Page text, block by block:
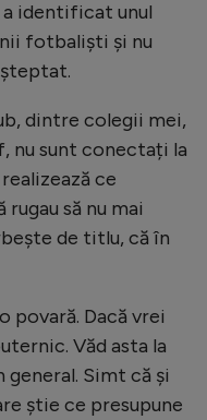
identificat unul
fotbaliști și nu
dintre colegii mei,
nu sunt conectați la
ce
să nu mai
de titlu, că în
povară. Dacă vrei
Văd asta la
general. Simt că și
știe ce presupune